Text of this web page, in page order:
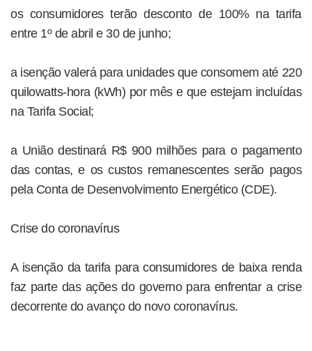
os consumidores terão desconto de 100% na tarifa
entre 1º de abril e 30 de junho;
a isenção valerá para unidades que consomem até 220
quilowatts-hora (kWh) por mês e que estejam incluídas
na Tarifa Social;
a União destinará R$ 900 milhões para o pagamento
das contas, e os custos remanescentes serão pagos
pela Conta de Desenvolvimento Energético (CDE).
Crise do coronavírus
A isenção da tarifa para consumidores de baixa renda
faz parte das ações do governo para enfrentar a crise
decorrente do avanço do novo coronavírus.